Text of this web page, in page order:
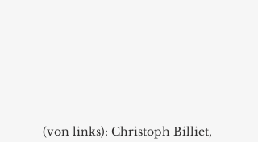
(von links): Christoph Billiet,